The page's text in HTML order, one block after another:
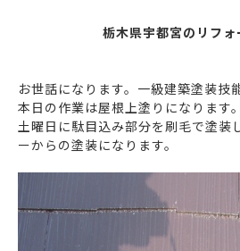
栃木県宇都宮のリフ
お世話になります。一級建築塗装技
本日の作業は屋根上塗りになります。
土曜日に駄目込み部分を刷毛で塗装
ーからの塗装になります。